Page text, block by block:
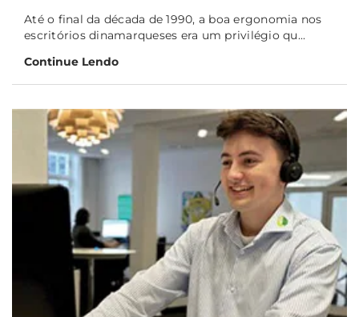
Até o final da década de 1990, a boa ergonomia nos
escritórios dinamarqueses era um privilégio qu...
Continue Lendo